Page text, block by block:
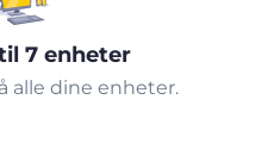
7 enheter
alle dine enheter.